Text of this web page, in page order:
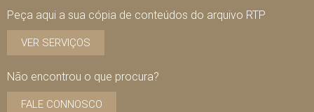
Peça aqui a sua cópia de conteúdos do arquivo RTP
VER SERVIÇOS
Não encontrou o que procura?
FALE CONNOSCO